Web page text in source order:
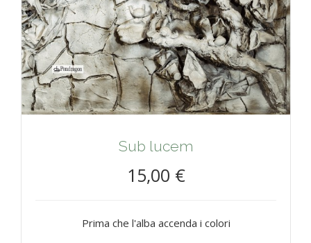
Sub lucem
15,00 €
Prima che l'alba accenda i colori